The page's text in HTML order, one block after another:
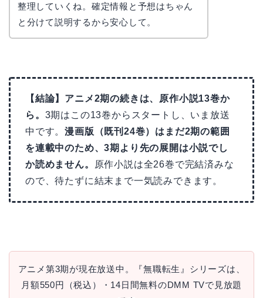
整理していくね。確定情報と予想はちゃん
と分けて説明するから安心して。
【結論】アニメ2期の続きは、原作小説13巻か
ら。 3期はこの13巻からスタートし、いま放送
中です。漫画版（既刊24巻）はまだ2期の範囲
を連載中のため、3期より先の展開は小説でし
か読めません。
原作小説は全26巻で完結済みな
ので、待たずに結末まで一気読みできます。
アニメ第3期が現在放送中。『無職転生』シリーズは、
月額550円（税込）・14日間無料のDMM TVで見放題